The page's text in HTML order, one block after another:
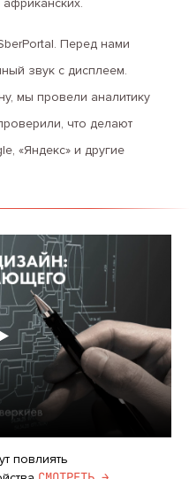
Перед нами
звук с дисплеем.
мы провели аналитику
что делают
«Яндекс» и другие
повлиять